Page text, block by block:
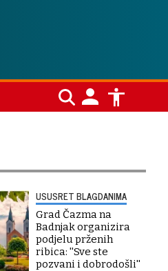
USUSRET BLAGDANIMA
Grad Čazma na
Badnjak organizira
podjelu prženih
ribica: ''Sve ste
pozvani i dobrodošli''